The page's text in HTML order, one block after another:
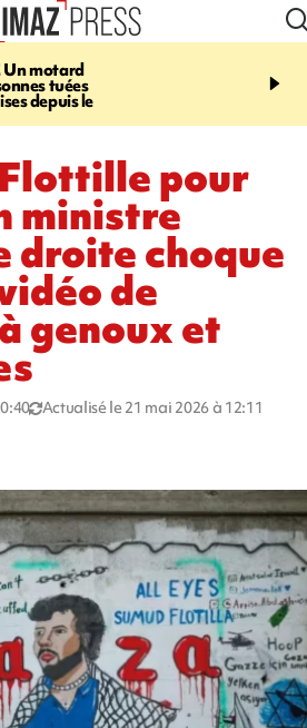
Un motard
tuées
depuis le
13:49
mineurs - un courrier
pour
ministre
droite choque
de
genoux et
Actualisé le 21 mai 2026 à 12:11